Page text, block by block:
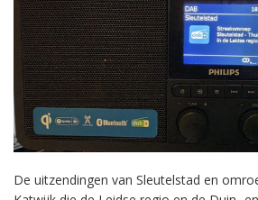
De uitzendingen van Sleutelstad en